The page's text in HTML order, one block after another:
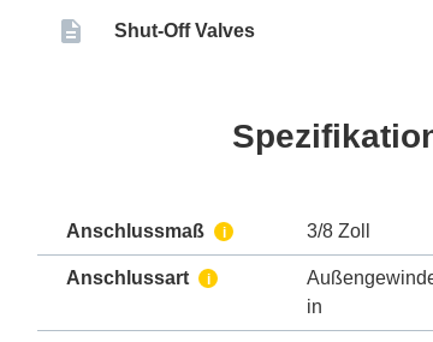
Shut-Off Valves
Anschlussmaß i 3/8 Zoll
Anschlussart i
in